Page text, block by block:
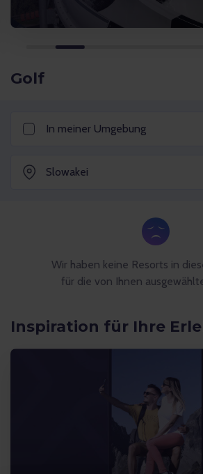
Golf
In meiner Umgebung
Slowakei
Inspiration für Ihre